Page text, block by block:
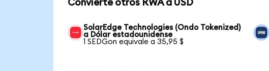
Convierte otros RWA a USD
SolarEdge Technologies (Ondo Tokenized)
a Dólar estadounidense
1 SEDGon equivale a 35,95 $